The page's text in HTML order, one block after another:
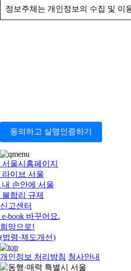
정보주체는 개인정보의 수집 및 이
동의하고 실명인증하기
서울시홈페이지
라이브 서울
내 손안에 서울
불합리 규제
신고센터
e-book 바꾸어요.
희망으로!
(법령·제도개선)
개인정보 처리방침 청사안내